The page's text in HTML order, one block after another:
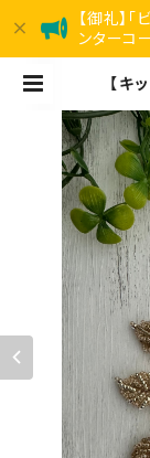
【御礼】
ンターコ
【キ